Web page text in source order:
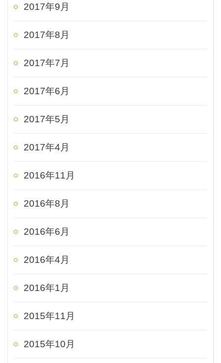
2017年9月
2017年8月
2017年7月
2017年6月
2017年5月
2017年4月
2016年11月
2016年8月
2016年6月
2016年4月
2016年1月
2015年11月
2015年10月